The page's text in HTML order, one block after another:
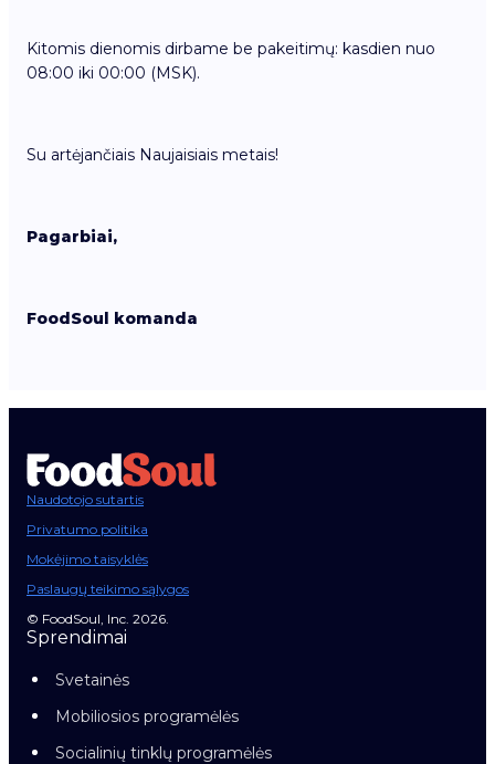
Kitomis dienomis dirbame be pakeitimų: kasdien nuo
08:00 iki 00:00 (MSK).
Su artėjančiais Naujaisiais metais!
Pagarbiai,
FoodSoul komanda
Naudotojo sutartis
Privatumo politika
Mokėjimo taisyklės
Paslaugų teikimo sąlygos
© FoodSoul, Inc. 2026.
Sprendimai
Svetainės
Mobiliosios programėlės
Socialinių tinklų programėlės